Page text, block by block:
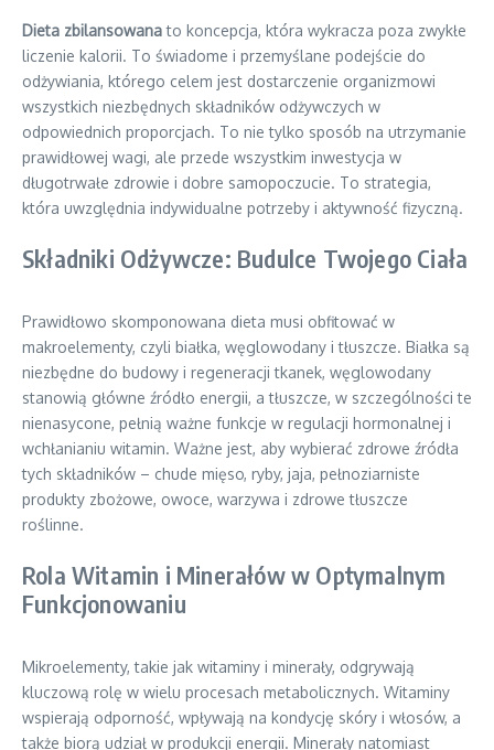
Dieta zbilansowanato koncepcja, która wykracza poza zwykłe
liczenie kalorii. To świadome i przemyślane podejście do
odżywiania, którego celem jest dostarczenie organizmowi
wszystkich niezbędnych składników odżywczych w
odpowiednich proporcjach. To nie tylko sposób na utrzymanie
prawidłowej wagi, ale przede wszystkim inwestycja w
długotrwałe zdrowie i dobre samopoczucie. To strategia,
która uwzględnia indywidualne potrzeby i aktywność fizyczną.
Składniki Odżywcze: Budulce Twojego Ciała
Prawidłowo skomponowana dieta musi obfitować w
makroelementy, czyli białka, węglowodany i tłuszcze. Białka są
niezbędne do budowy i regeneracji tkanek, węglowodany
stanowią główne źródło energii, a tłuszcze, w szczególności te
nienasycone, pełnią ważne funkcje w regulacji hormonalnej i
wchłanianiu witamin. Ważne jest, aby wybierać zdrowe źródła
tych składników – chude mięso, ryby, jaja, pełnoziarniste
produkty zbożowe, owoce, warzywa i zdrowe tłuszcze
roślinne.
Rola Witamin i Minerałów w Optymalnym
Funkcjonowaniu
Mikroelementy, takie jak witaminy i minerały, odgrywają
kluczową rolę w wielu procesach metabolicznych. Witaminy
wspierają odporność, wpływają na kondycję skóry i włosów, a
także biorą udział w produkcji energii. Minerały natomiast